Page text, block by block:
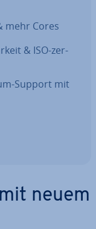
mehr Cores
& ISO-zer­
Support mit
neuem